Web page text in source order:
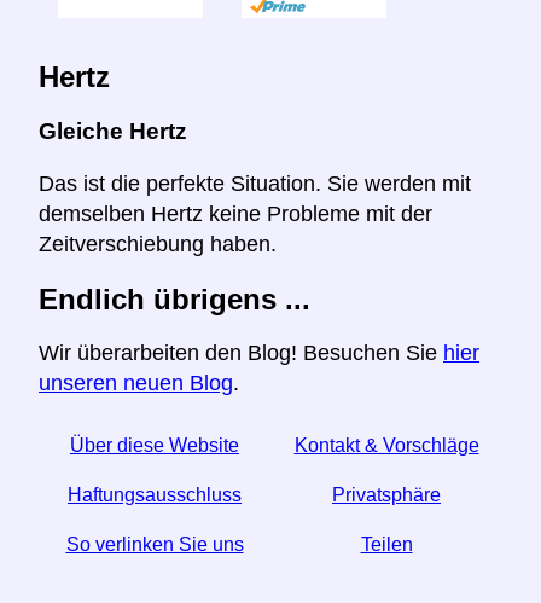
Hertz
Gleiche Hertz
Das ist die perfekte Situation. Sie werden mit
demselben Hertz keine Probleme mit der
Zeitverschiebung haben.
Endlich übrigens ...
Wir überarbeiten den Blog! Besuchen Sie hier
unseren neuen Blog.
Über diese Website Kontakt & Vorschläge
Haftungsausschluss Privatsphäre
So verlinken Sie uns Teilen